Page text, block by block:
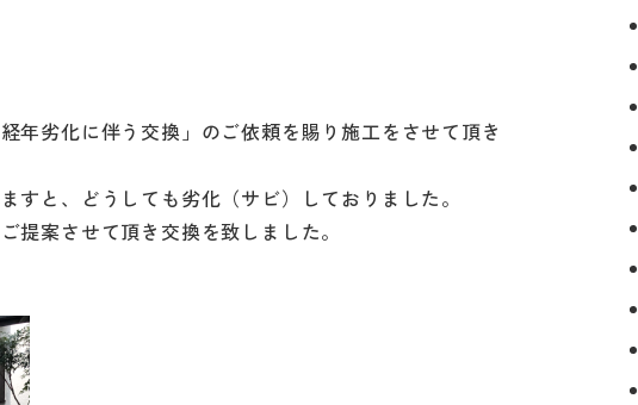
イベント情報
施工事例
私たちについて
ハウジングボックス
年劣化に伴う交換」のご依頼を賜り施工をさせて頂き
と、どうしても劣化（サビ）しておりました。
提案させて頂き交換を致しました。